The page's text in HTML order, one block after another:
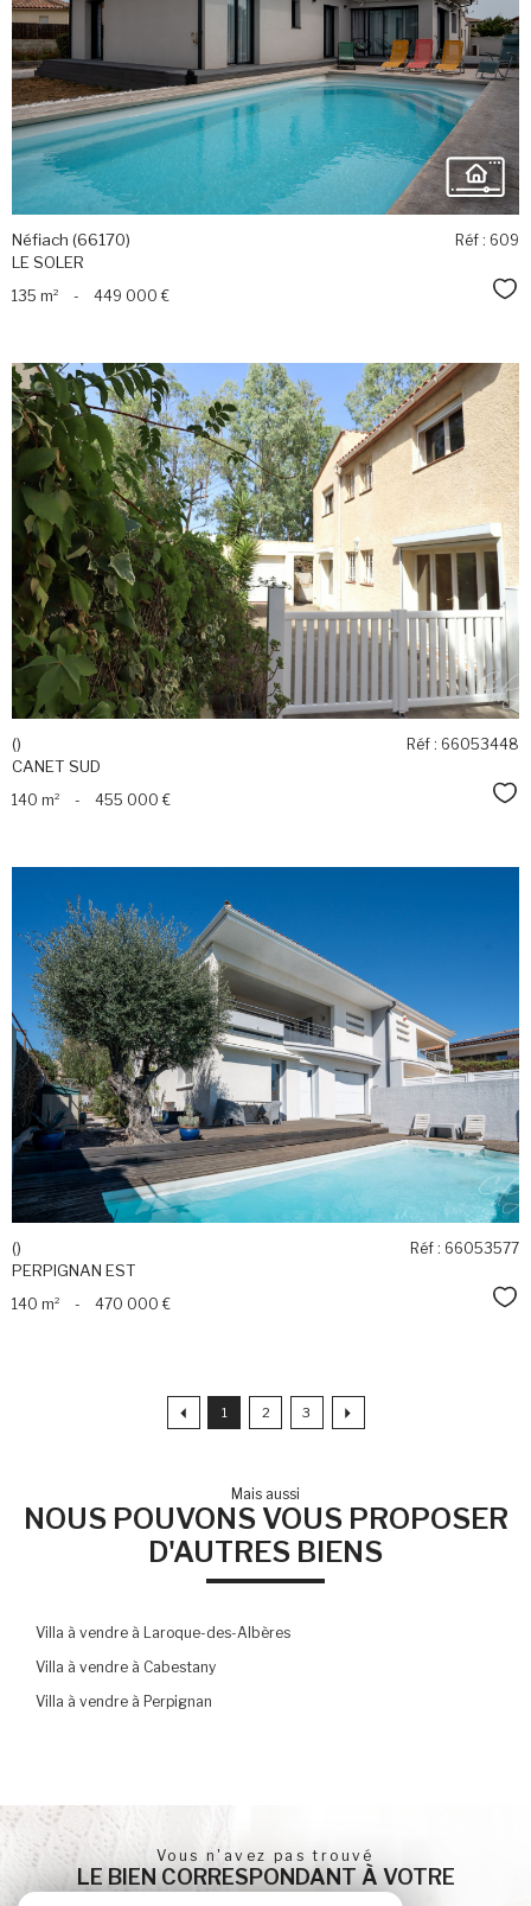
voir le
bien
Néfiach (66170)
LE SOLER
Réf : 609
135 m² - 449 000 €
voir le
bien
()
CANET SUD
Réf : 66053448
140 m² - 455 000 €
voir le
bien
()
PERPIGNAN EST
Réf : 66053577
140 m² - 470 000 €
1 2 3
Mais aussi
NOUS POUVONS VOUS PROPOSER
D'AUTRES BIENS
Villa à vendre à Laroque-des-Albères
Villa à vendre à Cabestany
Villa à vendre à Perpignan
Vous n'avez pas trouvé
LE BIEN CORRESPONDANT À VOTRE